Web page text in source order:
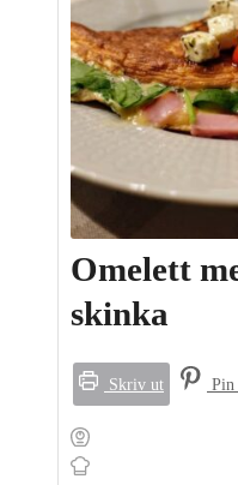
Omelett
skinka
Skriv ut Pin